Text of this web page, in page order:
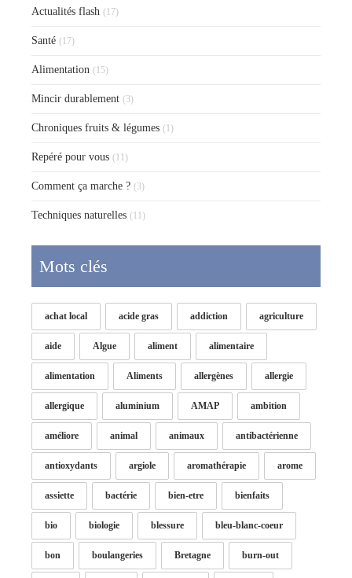
Actualités flash (17)
Santé (17)
Alimentation (15)
Mincir durablement (3)
Chroniques fruits & légumes (1)
Repéré pour vous (11)
Comment ça marche ? (3)
Techniques naturelles (11)
Mots clés
achat local acide gras addiction agriculture
aide Algue aliment alimentaire
alimentation Aliments allergènes allergie
allergique aluminium AMAP ambition
améliore animal animaux antibactérienne
antioxydants argiole aromathérapie arome
assiette bactérie bien-etre bienfaits
bio biologie blessure bleu-blanc-coeur
bon boulangeries Bretagne burn-out